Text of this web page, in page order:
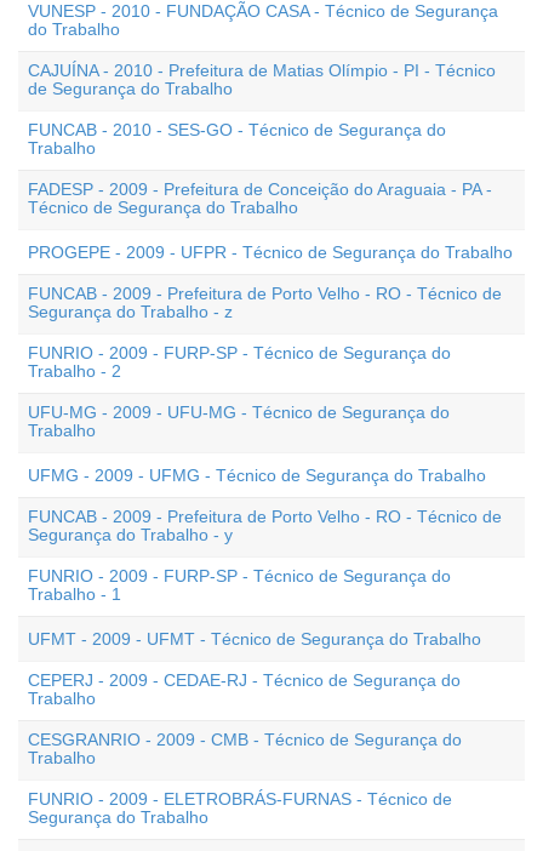
VUNESP - 2010 - FUNDAÇÃO CASA - Técnico de Segurança
do Trabalho
CAJUÍNA - 2010 - Prefeitura de Matias Olímpio - PI - Técnico
de Segurança do Trabalho
FUNCAB - 2010 - SES-GO - Técnico de Segurança do
Trabalho
FADESP - 2009 - Prefeitura de Conceição do Araguaia - PA -
Técnico de Segurança do Trabalho
PROGEPE - 2009 - UFPR - Técnico de Segurança do Trabalho
FUNCAB - 2009 - Prefeitura de Porto Velho - RO - Técnico de
Segurança do Trabalho - z
FUNRIO - 2009 - FURP-SP - Técnico de Segurança do
Trabalho - 2
UFU-MG - 2009 - UFU-MG - Técnico de Segurança do
Trabalho
UFMG - 2009 - UFMG - Técnico de Segurança do Trabalho
FUNCAB - 2009 - Prefeitura de Porto Velho - RO - Técnico de
Segurança do Trabalho - y
FUNRIO - 2009 - FURP-SP - Técnico de Segurança do
Trabalho - 1
UFMT - 2009 - UFMT - Técnico de Segurança do Trabalho
CEPERJ - 2009 - CEDAE-RJ - Técnico de Segurança do
Trabalho
CESGRANRIO - 2009 - CMB - Técnico de Segurança do
Trabalho
FUNRIO - 2009 - ELETROBRÁS-FURNAS - Técnico de
Segurança do Trabalho